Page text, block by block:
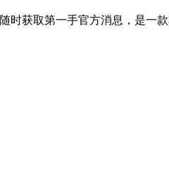
获取第一手官方消息，是一